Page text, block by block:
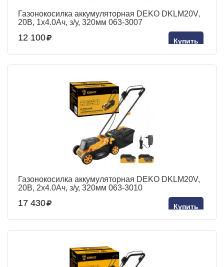
Газонокосилка аккумуляторная DEKO DKLM20V,
20В, 1x4.0Aч, з/у, 320мм 063-3007
12 100 Купить
Газонокосилка аккумуляторная DEKO DKLM20V,
20В, 2x4.0Aч, з/у, 320мм 063-3010
17 430 Купить